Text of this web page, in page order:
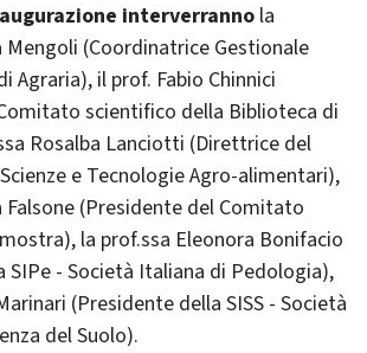
interverranno la
(Coordinatrice Gestionale
Agraria), il prof. Fabio Chinnici
scientifico della Biblioteca di
Rosalba Lanciotti (Direttrice del
e Tecnologie Agro-alimentari),
Falsone (Presidente del Comitato
la prof.ssa Eleonora Bonifacio
SIPe - Società Italiana di Pedologia),
(Presidente della SISS - Società
del Suolo).